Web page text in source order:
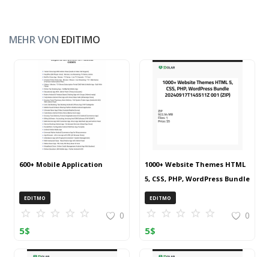
MEHR VON EDITIMO
600+ Mobile Application
EDITMO
0
5$
1000+ Website Themes HTML
5, CSS, PHP, WordPress Bundle
20240917T145511Z 001 (ZIP)
EDITMO
0
5$